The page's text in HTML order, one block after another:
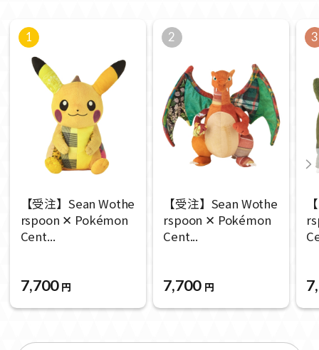
1
【受注】Sean Wothe
rspoon ✕ Pokémon
Cent...
7,700 円
2
【受注】Sean Wothe
rspoon ✕ Pokémon
Cent...
7,700 円
3